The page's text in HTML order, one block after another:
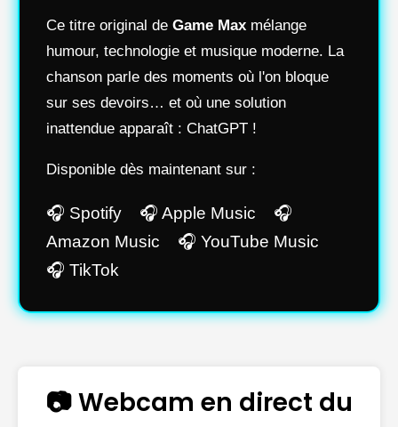
Ce titre original de Game Max mélange
humour, technologie et musique moderne. La
chanson parle des moments où l'on bloque
sur ses devoirs… et où une solution
inattendue apparaît : ChatGPT !
Disponible dès maintenant sur :
🎧 Spotify 🎧 Apple Music 🎧
Amazon Music 🎧 YouTube Music
🎧 TikTok
📷 Webcam en direct du